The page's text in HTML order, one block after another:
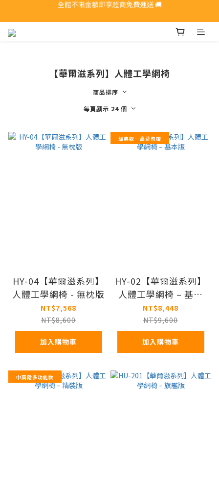
全館不限金額即享超商免費運送 🚚
手刀加入會員>>>領取$200購物金
【華爾滋系列】人體工學網椅
商品排序
每頁顯示 24 個
HY-04【華爾滋系列】
人體工學網椅 - 無枕版
NT$7,568
NT$8,600
加入購物車
經典款—高背包覆
HY-02【華爾滋系列】
人體工學網椅 – 基本
版
NT$8,448
NT$9,600
加入購物車
中高階多功能款